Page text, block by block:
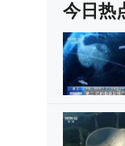
今日热